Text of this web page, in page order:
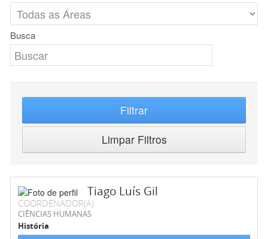
Busca
Filtrar
Limpar Filtros
Tiago Luís Gil
COORDENADOR(A)
CIÊNCIAS HUMANAS
História